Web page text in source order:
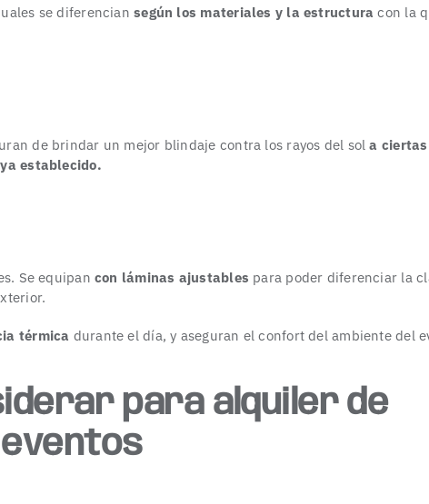
se diferenciansegún los materiales y la estructuracon la
de brindar un mejor blindaje contra los rayos del sola
establecido.
Se equipancon láminas ajustables para poder diferenciar la
térmica durante el día, y aseguran el confort del ambiente del
para alquiler de